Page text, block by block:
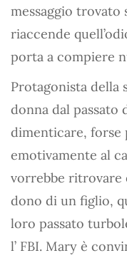
messaggio trovato
riaccende
porta a compiere
Protagonista della
donna dal passato
dimenticare, forse
emotivamente al
vorrebbe ritrovare
dono di un figlio,
loro passato
l’ FBI. Mary è